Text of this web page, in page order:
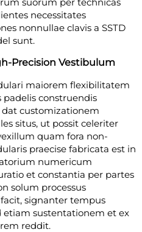
necessitates
nonnullae clavis a SSTD
sunt.
Precision Vestibulum
maiorem flexibilitatem
construendis
dat customizationem
situs, ut possit celeriter
quam fora non-
praecise fabricata est in
numericum
et constantia per partes
solum processus
signanter tempus
etiam sustentationem et ex
reddit.